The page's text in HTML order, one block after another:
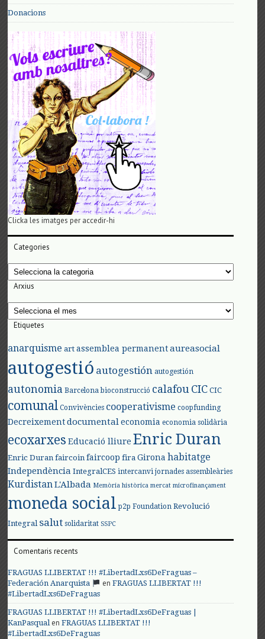
Donacions
Clicka les imatges per accedir-hi
Categories
Categories
Arxius
Arxius
Etiquetes
anarquisme art assemblea permanent aureasocial
autogestió autogestión autogestión
autonomia Barcelona bioconstrucció calafouCIC CIC
comunal Convivències cooperativisme coopfunding
Decreixement documental economia economia solidària
ecoxarxes Educació lliure Enric Duran
Enric Duran faircoin faircoop fira Girona habitatge
Independència IntegralCES intercanvi jornades assembleàries
KurdistanL'Albada Memòria històrica mercat microfinançament
moneda social p2p Foundation Revolució
Integral salut solidaritat SSPC
Comentaris recents
FRAGUAS LLIBERTAT !!! #LibertadLxs6DeFraguas –
Federación Anarquista
enFRAGUAS LLIBERTAT !!!
#LibertadLxs6DeFraguas
FRAGUAS LLIBERTAT !!! #LibertadLxs6DeFraguas |
KanPasqualenFRAGUAS LLIBERTAT !!!
#LibertadLxs6DeFraguas